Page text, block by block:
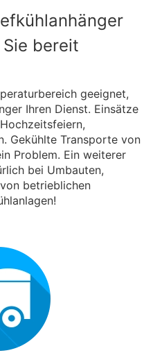
bereit
geeignet,
Ihren Dienst. Einsätze
Gekühlte Transporte von
Problem. Ein weiterer
bei Umbauten,
betrieblichen